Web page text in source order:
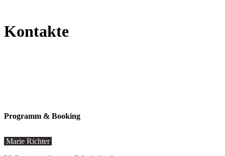
Kontakte
Programm & Booking
Marie Richter